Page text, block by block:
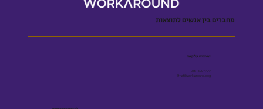
מחברים בין אנשים לתוצאות
שומרים על קשר
055-5001909
Efrat@workaround.blog